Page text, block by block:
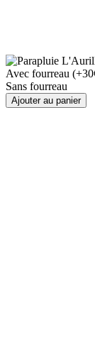
Avec fourreau
Sans fourreau
Ajouter au panier